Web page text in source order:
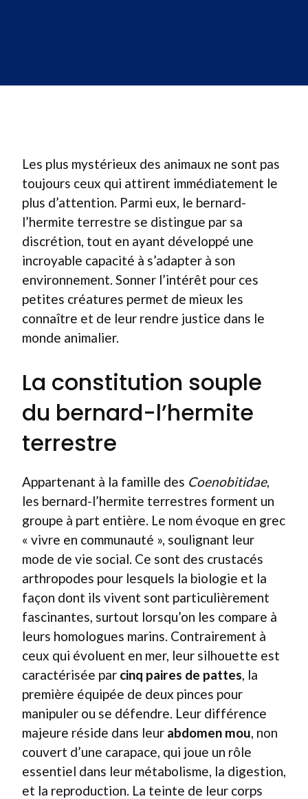
Les plus mystérieux des animaux ne sont pas
toujours ceux qui attirent immédiatement le
plus d’attention. Parmi eux, le bernard-
l’hermite terrestre se distingue par sa
discrétion, tout en ayant développé une
incroyable capacité à s’adapter à son
environnement. Sonner l’intérêt pour ces
petites créatures permet de mieux les
connaître et de leur rendre justice dans le
monde animalier.
La constitution souple
du bernard-l’hermite
terrestre
Appartenant à la famille des Coenobitidae,
les bernard-l’hermite terrestres forment un
groupe à part entière. Le nom évoque en grec
« vivre en communauté », soulignant leur
mode de vie social. Ce sont des crustacés
arthropodes pour lesquels la biologie et la
façon dont ils vivent sont particulièrement
fascinantes, surtout lorsqu’on les compare à
leurs homologues marins. Contrairement à
ceux qui évoluent en mer, leur silhouette est
caractérisée par cinq paires de pattes , la
première équipée de deux pinces pour
manipuler ou se défendre. Leur différence
majeure réside dans leur abdomen mou , non
couvert d’une carapace, qui joue un rôle
essentiel dans leur métabolisme, la digestion,
et la reproduction. La teinte de leur corps